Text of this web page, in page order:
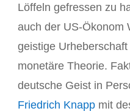
Löffeln gefressen zu
auch der US-Ökonom
geistige
monetäre Theorie.
deutsche Geist in
Friedrich Knappmit